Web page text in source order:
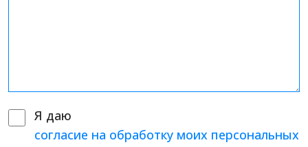
Я даю
согласие на обработку моих персональных